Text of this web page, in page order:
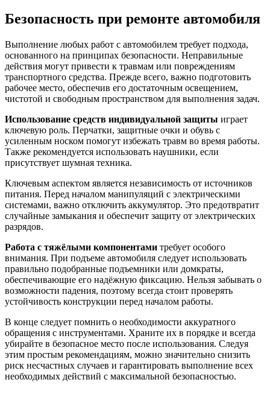
Безопасность при ремонте автомобиля
Выполнение любых работ с автомобилем требует подхода,
основанного на принципах безопасности. Неправильные
действия могут привести к травмам или повреждениям
транспортного средства. Прежде всего, важно подготовить
рабочее место, обеспечив его достаточным освещением,
чистотой и свободным пространством для выполнения задач.
Использование средств индивидуальной защиты играет
ключевую роль. Перчатки, защитные очки и обувь с
усиленным носком помогут избежать травм во время работы.
Также рекомендуется использовать наушники, если
присутствует шумная техника.
Ключевым аспектом является независимость от источников
питания. Перед началом манипуляций с электрическими
системами, важно отключить аккумулятор. Это предотвратит
случайные замыкания и обеспечит защиту от электрических
разрядов.
Работа с тяжёлыми компонентами требует особого
внимания. При подъеме автомобиля следует использовать
правильно подобранные подъемники или домкраты,
обеспечивающие его надёжную фиксацию. Нельзя забывать о
возможности падения, поэтому всегда стоит проверять
устойчивость конструкции перед началом работы.
В конце следует помнить о необходимости аккуратного
обращения с инструментами. Храните их в порядке и всегда
убирайте в безопасное место после использования. Следуя
этим простым рекомендациям, можно значительно снизить
риск несчастных случаев и гарантировать выполнение всех
необходимых действий с максимальной безопасностью.